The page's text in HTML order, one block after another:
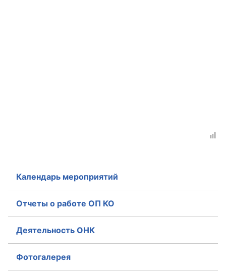
Календарь мероприятий
Отчеты о работе ОП КО
Деятельность ОНК
Фотогалерея